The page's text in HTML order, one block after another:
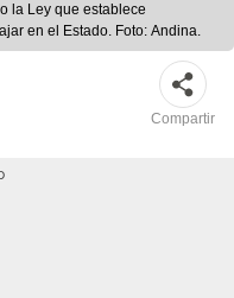
la Ley que establece
en el Estado. Foto: Andina.
Compartir